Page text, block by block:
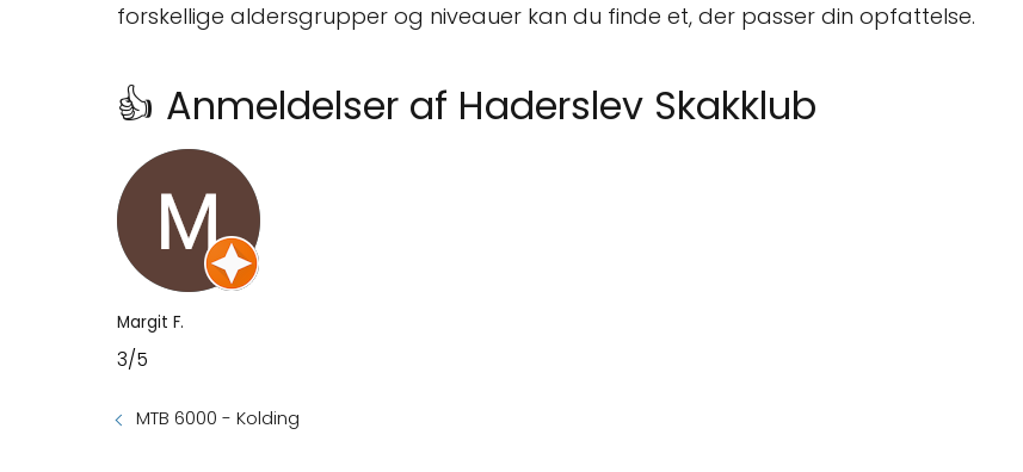
forskellige aldersgrupper og niveauer kan du finde et, der passer din opfattelse.
👍 Anmeldelser af Haderslev Skakklub
Margit F.
3/5
MTB 6000 - Kolding